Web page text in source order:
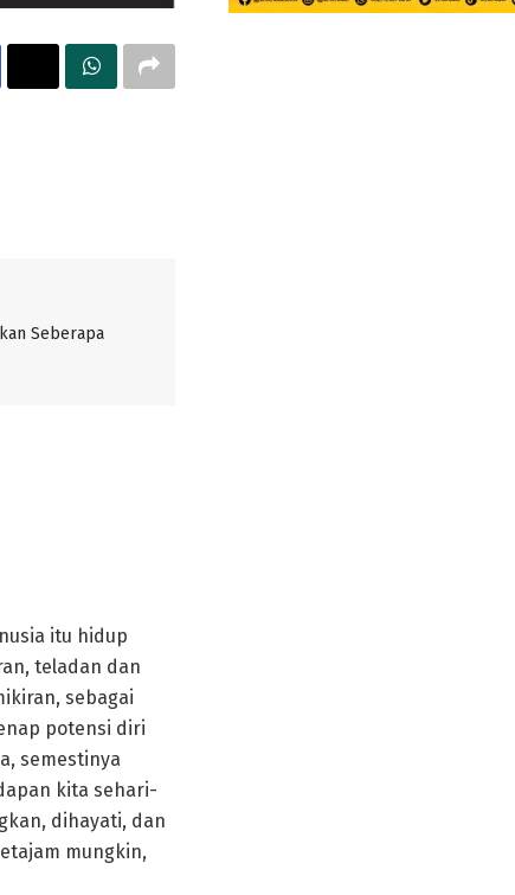
Seberapa
itu hidup
teladan dan
sebagai
potensi diri
semestinya
kita sehari-
dihayati, dan
mungkin,